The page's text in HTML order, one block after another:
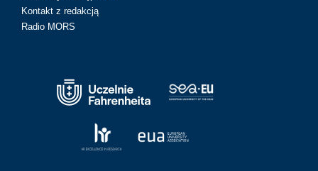
Kontakt z redakcją
Radio MORS